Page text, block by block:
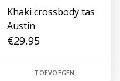
Khaki crossbody tas
Austin
€29,95
TOEVOEGEN